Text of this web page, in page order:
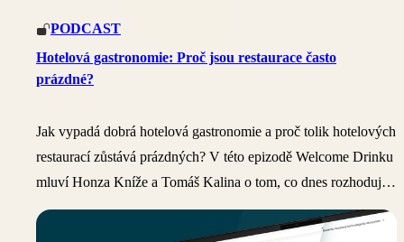
PODCAST
Hotelová gastronomie: Proč jsou restaurace často
prázdné?
Jak vypadá dobrá hotelová gastronomie a proč tolik hotelových
restaurací zůstává prázdných? V této epizodě Welcome Drinku
mluví Honza Kníže a Tomáš Kalina o tom, co dnes rozhoduje
o úspěchu kuchaře, proč je gastronomie víc než jen práce a co
hosté opravdu očekávají od hotelové restaurace i snídaně.